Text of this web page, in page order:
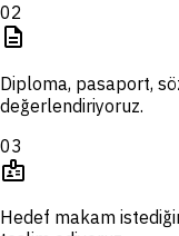
02
description
Diploma, pasaport,
değerlendiriyoruz.
03
badge
Hedef makam